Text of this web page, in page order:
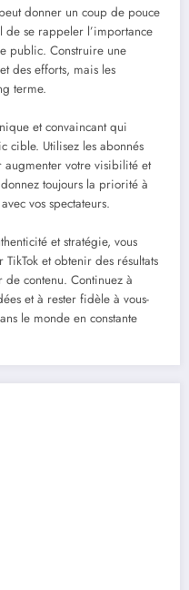
donner un coup de pouce
de se rappeler l’importance
public. Construire une
des efforts, mais les
terme.
et convaincant qui
cible. Utilisez les abonnés
votre visibilité et
toujours la priorité à
vos spectateurs.
et stratégie, vous
et obtenir des résultats
de contenu. Continuez à
et à rester fidèle à vous-
le monde en constante